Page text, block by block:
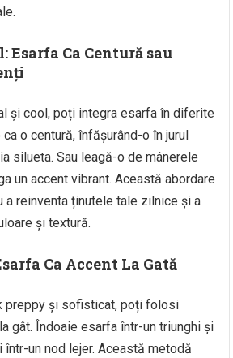
Esarfa Ca Centură sau
și cool, poți integra esarfa în diferite
o centură, înfășurând-o în jurul
silueta. Sau leagă-o de mânerele
un accent vibrant. Această abordare
reinventa ținutele tale zilnice și a
și textură.
Ca Accent La Gată
preppy și sofisticat, poți folosi
gât. Îndoaie esarfa într-un triunghi și
într-un nod lejer. Această metodă